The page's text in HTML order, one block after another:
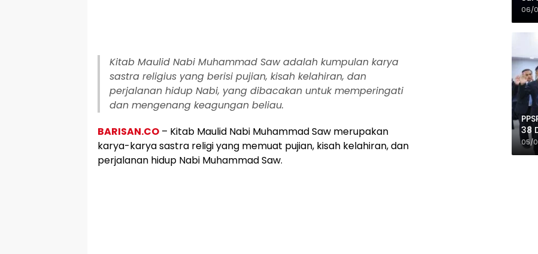
Kitab Maulid Nabi Muhammad Saw adalah kumpulan karya
sastra religius yang berisi pujian, kisah kelahiran, dan
perjalanan hidup Nabi, yang dibacakan untuk memperingati
dan mengenang keagungan beliau.
BARISAN.CO – Kitab Maulid Nabi Muhammad Saw merupakan
karya-karya sastra religi yang memuat pujian, kisah kelahiran, dan
perjalanan hidup Nabi Muhammad Saw.
06/
38
05/